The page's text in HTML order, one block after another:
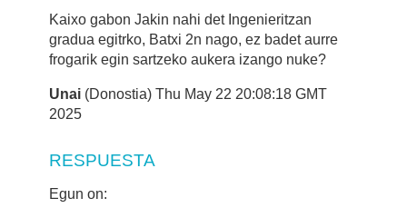
Kaixo gabon Jakin nahi det Ingenieritzan
gradua egitrko, Batxi 2n nago, ez badet aurre
frogarik egin sartzeko aukera izango nuke?
Unai (Donostia) Thu May 22 20:08:18 GMT
2025
RESPUESTA
Egun on: